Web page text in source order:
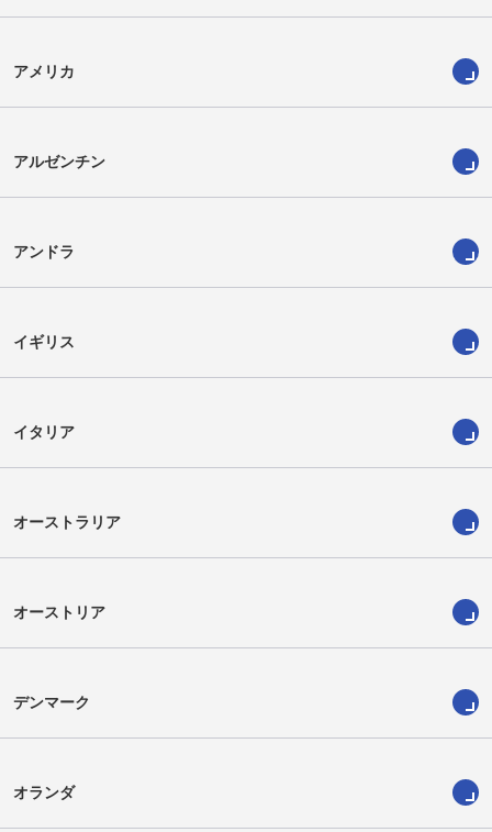
アメリカ
アルゼンチン
アンドラ
イギリス
イタリア
オーストラリア
オーストリア
デンマーク
オランダ